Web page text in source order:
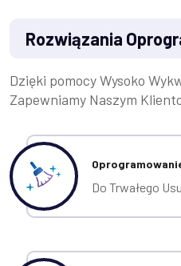
Rozwiązania
Dzięki pomocy Wysoko
Zapewniamy Naszym
Do Trwałego